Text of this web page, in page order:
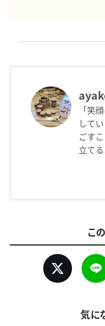
「笑
して
ごす
立て
こ
気に